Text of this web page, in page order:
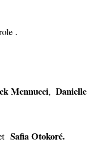
.
Mennucci, Danielle
Safia Otokoré.